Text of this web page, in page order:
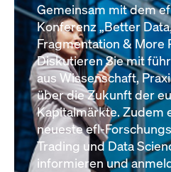
Gemeinsam mit dem
Konferenz „Better
Fragmentation & More
Diskutieren Sie mit
aus Wissenschaft,
über die Zukunft der
Kapitalmärkte. Zudem
neueste efl-
Trading und Data
informieren und